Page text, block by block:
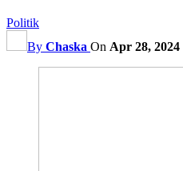
Politik
By Chaska On Apr 28, 2024